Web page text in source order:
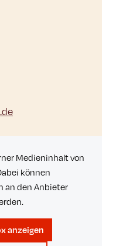
Medieninhalt von
können
an den Anbieter
anzeigen